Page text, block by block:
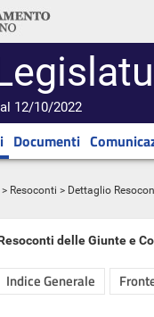
12/10/2022
Documenti
> Resoconti > Dettaglio
delle Giunte e
Indice Generale